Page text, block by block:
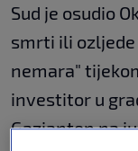
Sud je osudio
smrti ili ozljede
nemara"
investitor u
Gaziantep na